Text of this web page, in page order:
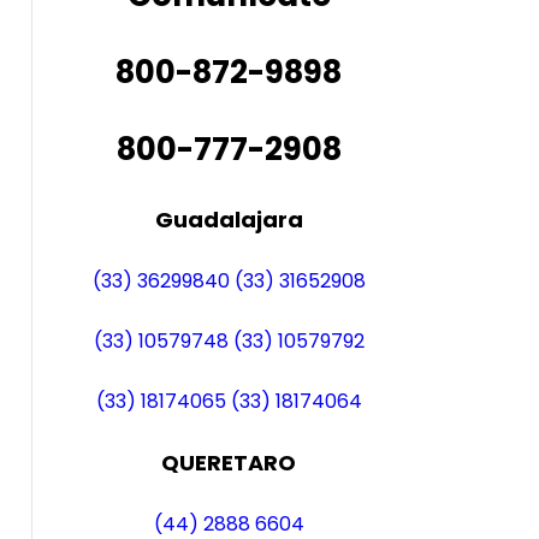
800-872-9898
800-777-2908
Guadalajara
(33) 36299840 (33) 31652908
(33) 10579748 (33) 10579792
(33) 18174065 (33) 18174064
QUERETARO
(44) 2888 6604